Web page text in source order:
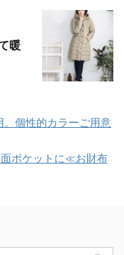
暖
。個性的カラーご用意
ポケットに≪お財布